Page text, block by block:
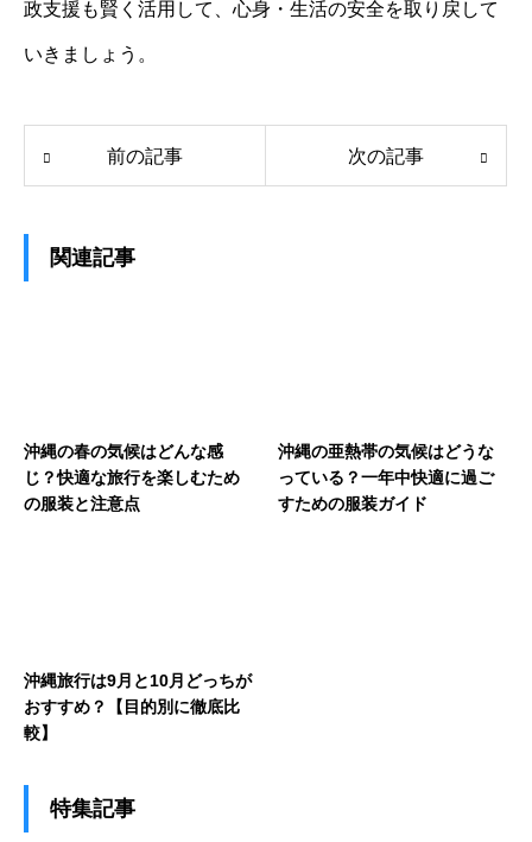
政支援も賢く活用して、心身・生活の安全を取り戻して
いきましょう。
前の記事 次の記事
関連記事
沖縄の春の気候はどんな感
じ？快適な旅行を楽しむため
の服装と注意点
沖縄の亜熱帯の気候はどうな
っている？一年中快適に過ご
すための服装ガイド
沖縄旅行は9月と10月どっちが
おすすめ？【目的別に徹底比
較】
特集記事